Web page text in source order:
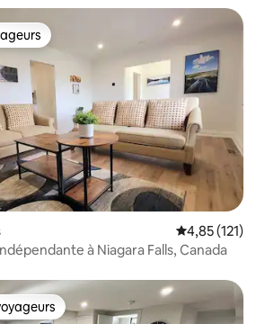
Note
4,85 (121)
à Niagara Falls, Canada
parmi les plus aimés